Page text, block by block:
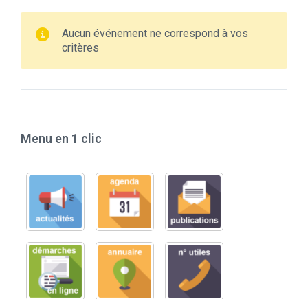
Aucun événement ne correspond à vos
critères
Menu en 1 clic